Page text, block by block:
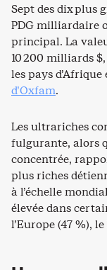
Sept des dix plus
PDG milliardaire
principal. La
10 200 milliards
les pays
d’Oxfam.
Les ultrariches
fulgurante, alors
concentrée,
plus riches
à l’échelle
élevée dans
l’Europe (47 %),